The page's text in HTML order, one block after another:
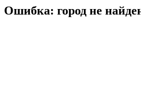
Ошибка: город не